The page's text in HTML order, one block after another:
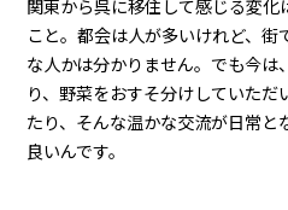
関東から呉に移住して感じる変
こと。都会は人が多いけれど、
な人かは分かりません。でも今は
り、野菜をおすそ分けしていた
たり、そんな温かな交流が日常と
良いんです。